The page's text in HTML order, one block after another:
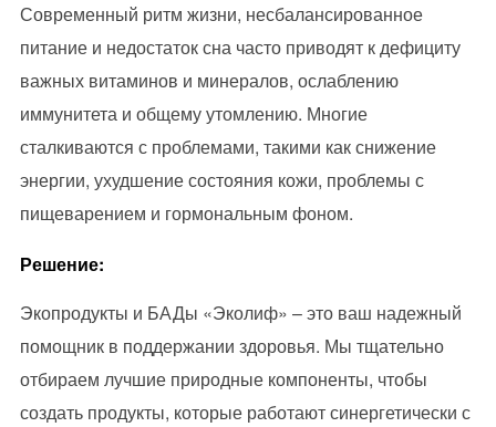
Современный ритм жизни, несбалансированное
питание и недостаток сна часто приводят к дефициту
важных витаминов и минералов, ослаблению
иммунитета и общему утомлению. Многие
сталкиваются с проблемами, такими как снижение
энергии, ухудшение состояния кожи, проблемы с
пищеварением и гормональным фоном.
Решение:
Экопродукты и БАДы «Эколиф» – это ваш надежный
помощник в поддержании здоровья. Мы тщательно
отбираем лучшие природные компоненты, чтобы
создать продукты, которые работают синергетически с